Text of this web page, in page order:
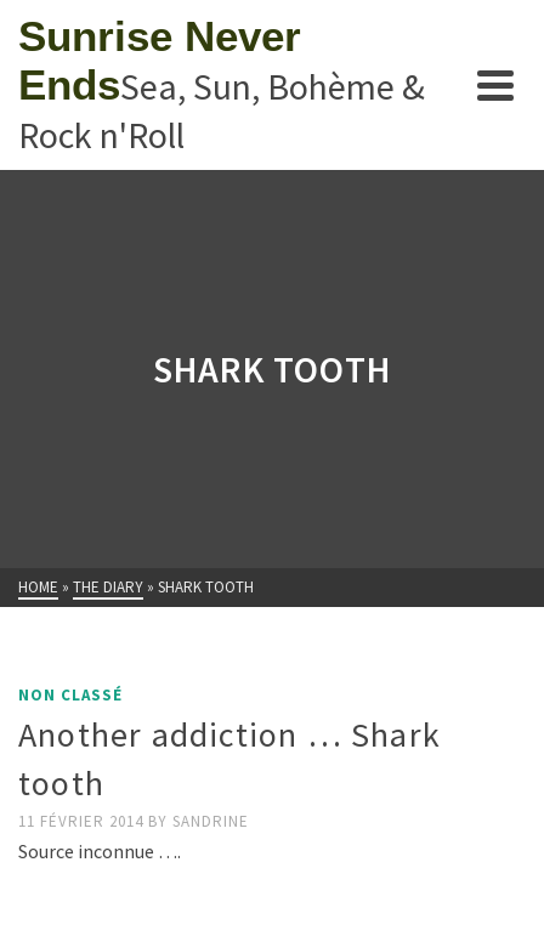
Sunrise Never
EndsSea, Sun, Bohème &
Rock n'Roll
SHARK TOOTH
HOME » THE DIARY » SHARK TOOTH
NON CLASSÉ
Another addiction … Shark
tooth
11 FÉVRIER 2014 BY SANDRINE
Source inconnue ….